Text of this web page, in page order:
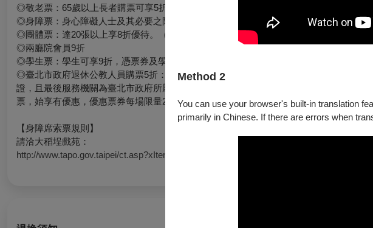
Method 2
You can use your browser's built-in translation
primarily in Chinese. If there are errors when
◎敬老票：65歲以上長者購票可享5折優惠。憑票券及證件入場。
◎身障票：身心障礙人士及其必要之陪同人（限1人）購票可享5折優惠。憑票券及身心
◎團體票：達20張以上享8折優待。（限同1場節目）不適用於超商購/取票。
◎兩廳院會員9折
◎學生票：學生可享9折，憑票券及學生證入場，未出示證件者須補足差額始得入場。
◎臺北市政府退休公教人員購票5折：凡持有臺北市政府、臺北市政府教育局、銓敘部、
證，且最後服務機關為臺北市政府所屬各機關學校者，購買大稻埕戲苑之主合辦節目，
票，始享有優惠，優惠票券每場限量20張，入場時需出示相關證件。未售完之優惠票券
【身障席索票規則】
請洽大稻埕戲苑：
http://www.tapo.gov.taipei/ct.asp?xItem=103371514&ctNode=78867&mp=119051